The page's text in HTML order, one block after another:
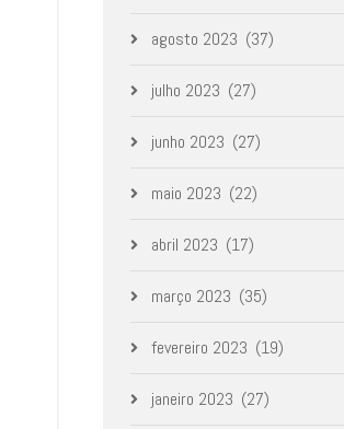
agosto 2023 (37)
julho 2023 (27)
junho 2023 (27)
maio 2023 (22)
abril 2023 (17)
março 2023 (35)
fevereiro 2023 (19)
janeiro 2023 (27)